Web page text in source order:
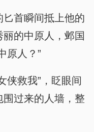
首瞬间抵上他的
的中原人，邺国
原人？”
侠救我”，眨眼间
过来的人墙，整